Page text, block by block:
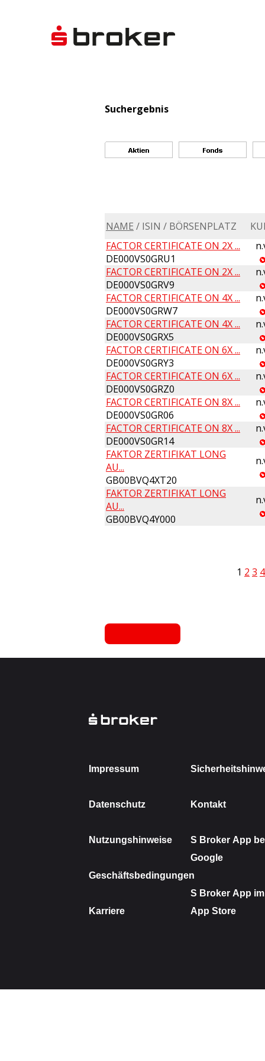
Suchergebnis
NAME / ISIN / BÖRSENPLATZ
FACTOR CERTIFICATE ON 2X ...
DE000VS0GRU1
FACTOR CERTIFICATE ON 2X ...
DE000VS0GRV9
FACTOR CERTIFICATE ON 4X ...
DE000VS0GRW7
FACTOR CERTIFICATE ON 4X ...
DE000VS0GRX5
FACTOR CERTIFICATE ON 6X ...
DE000VS0GRY3
FACTOR CERTIFICATE ON 6X ...
DE000VS0GRZ0
FACTOR CERTIFICATE ON 8X ...
DE000VS0GR06
FACTOR CERTIFICATE ON 8X ...
DE000VS0GR14
FAKTOR ZERTIFIKAT LONG
AU...
GB00BVQ4XT20
FAKTOR ZERTIFIKAT LONG
AU...
GB00BVQ4Y000
1 2 3 4